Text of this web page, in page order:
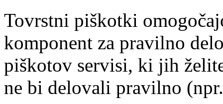
Tovrstni piškotki
komponent za pravilno
piškotov servisi, ki jih
ne bi delovali pravilno